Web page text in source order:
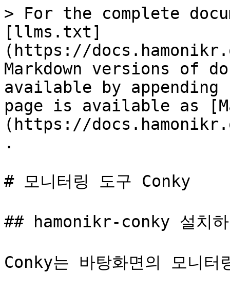
> For the complete
[llms.txt]
(https://
Markdown versions of
available by
page is available as
(https://
.
# 모니터링 도구 Conky
## hamonikr-conky 설치
Conky는 바탕화면의 모니터